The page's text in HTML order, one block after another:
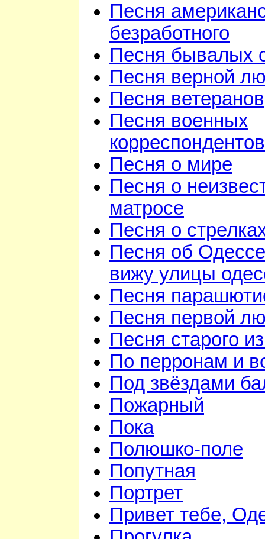
Песня
безработного
Песня бывалых
Песня верной
Песня ветеранов
Песня военных
корреспондентов
Песня о мире
Песня о
матросе
Песня о
Песня об
вижу улицы
Песня
Песня первой
Песня старого
По перронам и
Под звёздами
Пожарный
Пока
Полюшко-поле
Попутная
Портрет
Привет тебе,